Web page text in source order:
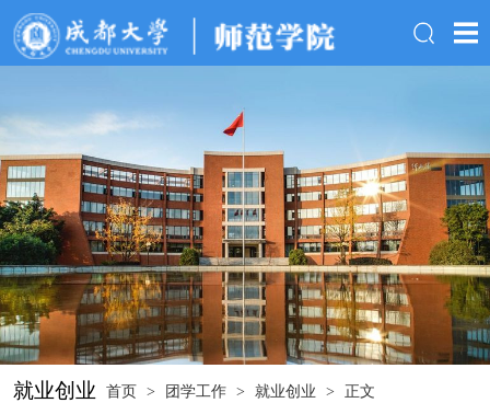
就业创业 首页 > 团学工作 > 就业创业 > 正文